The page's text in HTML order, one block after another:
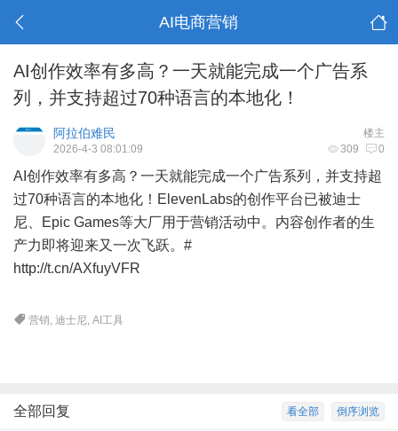
AI电商营销
AI创作效率有多高？一天就能完成一个广告系
列，并支持超过70种语言的本地化！
楼主
阿拉伯难民
309 0
2026-4-3 08:01:09
AI创作效率有多高？一天就能完成一个广告系列，并支持超
过70种语言的本地化！ElevenLabs的创作平台已被迪士
尼、Epic Games等大厂用于营销活动中。内容创作者的生
产力即将迎来又一次飞跃。#
http://t.cn/AXfuyVFR
营销,迪士尼,AI工具
倒序浏览
看全部
全部回复